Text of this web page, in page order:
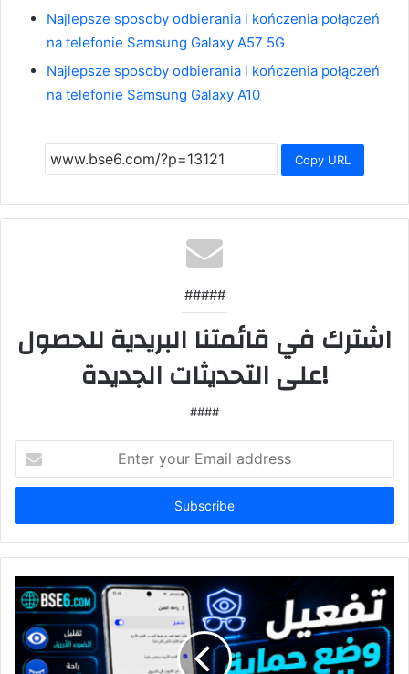
Najlepsze sposoby odbierania i kończenia połączeń
na telefonie Samsung Galaxy A57 5G
Najlepsze sposoby odbierania i kończenia połączeń
na telefonie Samsung Galaxy A10
Copy URL
#####
اشترك في قائمتنا البريدية للحصول
على التحديثات الجديدة!
####
your
Email